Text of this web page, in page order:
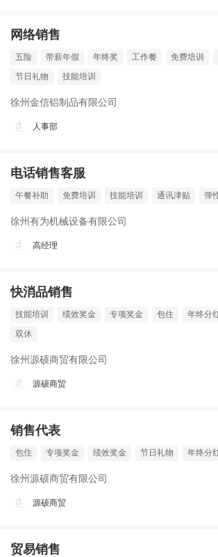
网络销售
五险 带薪年假 年终奖 工作餐 免费培训
节日礼物 技能培训
徐州金信铝制品有限公司
人事部
电话销售客服
午餐补助 免费培训 技能培训 通讯津贴 弹
徐州有为机械设备有限公司
高经理
快消品销售
技能培训 绩效奖金 专项奖金 包住 年终分
双休
徐州源硕商贸有限公司
源硕商贸
销售代表
包住 专项奖金 绩效奖金 节日礼物 年终分
徐州源硕商贸有限公司
源硕商贸
贸易销售